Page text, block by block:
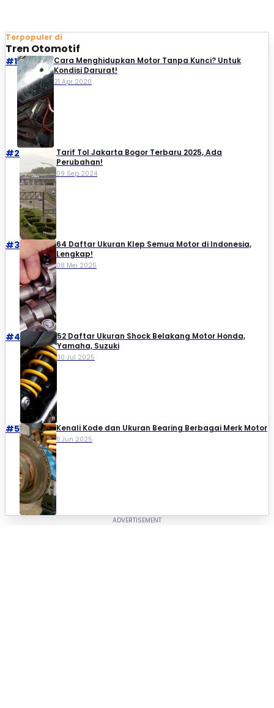
Terpopuler di
Tren Otomotif
#1
Cara Menghidupkan Motor Tanpa Kunci? Untuk
Kondisi Darurat!
21 Apr 2020
#2
Tarif Tol Jakarta Bogor Terbaru 2025, Ada
Perubahan!
09 Sep 2024
#3
64 Daftar Ukuran Klep Semua Motor di Indonesia,
Lengkap!
08 Mei 2025
#4
52 Daftar Ukuran Shock Belakang Motor Honda,
Yamaha, Suzuki​
30 Jul 2025
#5 Kenali Kode dan Ukuran Bearing Berbagai Merk Motor
11 Jun 2025